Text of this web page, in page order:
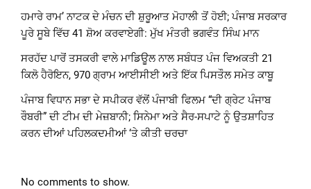
ਹਮਾਰੇ ਰਾਮ’ ਨਾਟਕ ਦੇ ਮੰਚਨ ਦੀ ਸ਼ੁਰੂਆਤ ਮੋਹਾਲੀ ਤੋਂ ਹੋਈ; ਪੰਜਾਬ ਸਰਕਾਰ
ਪੂਰੇ ਸੂਬੇ ਵਿੱਚ 41 ਸ਼ੋਅ ਕਰਵਾਏਗੀ: ਮੁੱਖ ਮੰਤਰੀ ਭਗਵੰਤ ਸਿੰਘ ਮਾਨ
ਸਰਹੱਦ ਪਾਰੋਂ ਤਸਕਰੀ ਵਾਲੇ ਮਾਡਿਊਲ ਨਾਲ ਸਬੰਧਤ ਪੰਜ ਵਿਅਕਤੀ 21
ਕਿਲੋ ਹੈਰੋਇਨ, 970 ਗ੍ਰਾਮ ਆਈਸੀਈ ਅਤੇ ਇੱਕ ਪਿਸਤੌਲ ਸਮੇਤ ਕਾਬੂ
ਪੰਜਾਬ ਵਿਧਾਨ ਸਭਾ ਦੇ ਸਪੀਕਰ ਵੱਲੋਂ ਪੰਜਾਬੀ ਫਿਲਮ “ਦੀ ਗ੍ਰੇਟ ਪੰਜਾਬ
ਰੌਬਰੀ” ਦੀ ਟੀਮ ਦੀ ਮੇਜ਼ਬਾਨੀ; ਸਿਨੇਮਾ ਅਤੇ ਸੈਰ-ਸਪਾਟੇ ਨੂੰ ਉਤਸ਼ਾਹਿਤ
ਕਰਨ ਦੀਆਂ ਪਹਿਲਕਦਮੀਆਂ ‘ਤੇ ਕੀਤੀ ਚਰਚਾ
No comments to show.